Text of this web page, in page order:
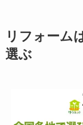
リフォーム
選ぶ